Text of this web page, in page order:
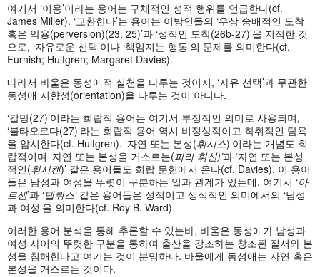
여기서 ‘이용’이라는 용어는 구체적인 성적 행위를 언급한다(cf.
James Miller). ‘교환한다’는 용어는 이방인들의 ‘우상 숭배적인 도착
혹은 악용(perversion)(23, 25)’과 ‘성적인 도착(26b-27)’을 지적한 것
으로, ‘자유로운 선택’이나 ‘책임지는 행동’의 문제를 의미한다(cf.
Furnish; Hultgren; Margaret Davies).
따라서 바울은 동성애적 실천을 다루는 것이지, ‘자유 선택’과 무관한
동성애 지향성(orientation)을 다루는 것이 아니다.
‘갈망(27)’이라는 희랍적 용어는 여기서 부정적인 의미로 사용되며,
‘불타오르다(27)’라는 희랍적 용어 역시 비정상적이고 착취적인 탐욕
을 암시한다(cf. Hultgren). ‘자연 또는 본성(휘시스)’이라는 개념도 희
랍적이며 ‘자연 또는 본성을 거스르는(파라 휘신)’과 ‘자연 또는 본성
적인(휘시켄)’ 같은 용어들도 희랍 문헌에서 온다(cf. Davies). 이 용어
들은 남성과 여성을 뚜렷이 구분하는 일과 관계가 있는데, 여기서 ‘아
르센’과 ‘텔뤼스’같은 용어들은 성적이고 생식적인 의미에서의 ‘남성
과 여성’을 의미한다(cf. Roy B. Ward).
이러한 용어 분석을 통해 추론할 수 있는바, 바울은 동성애가 남성과
여성 사이의 뚜렷한 구분을 통하여 출산을 강조하는 창조된 질서와 본
성을 침해한다고 여기는 것이 분명하다. 바울에게 동성애는 자연 혹은
본성을 거스르는 것이다.